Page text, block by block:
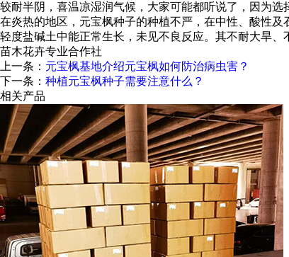
较耐半阴，喜温凉湿润气候，大家可能都听说了，因为
在炎热的地区，元宝枫种子的种植不严，在中性、酸性
轻度盐碱土中能正常生长，未见不良反应。其不耐大旱
苗木花卉专业合作社
上一条： 元宝枫基地介绍元宝枫如何防治病虫害？
下一条： 种植元宝枫种子需要注意什么？
相关产品